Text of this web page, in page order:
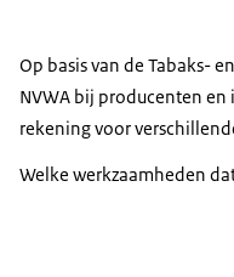
Op basis van de Tabaks-
NVWA bij producenten
rekening voor
Welke werkzaamheden